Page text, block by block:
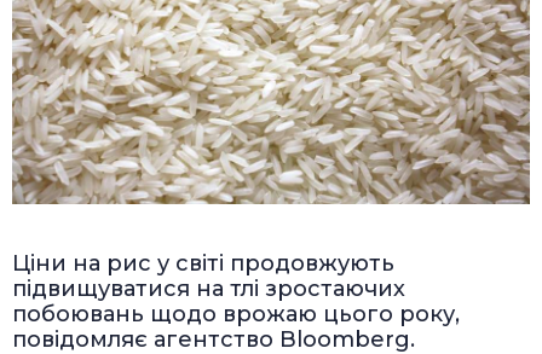
Ціни на рис у світі продовжують
підвищуватися на тлі зростаючих
побоювань щодо врожаю цього року,
повідомляє агентство Bloomberg.